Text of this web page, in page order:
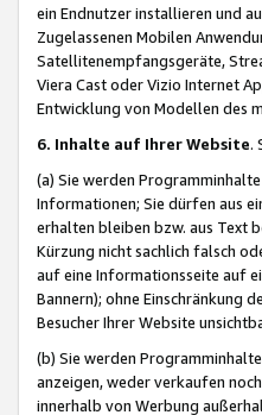
ein Endnutzer installieren und
Zugelassenen Mobilen
Satellitenempfangsgeräte,
Viera Cast oder Vizio Internet
Entwicklung von Modellen des
6. Inhalte auf Ihrer Website.
(a) Sie werden
Informationen; Sie dürfen aus
erhalten bleiben bzw. aus Text
Kürzung nicht sachlich falsch
auf eine Informationsseite auf
Bannern); ohne Einschränkung
Besucher Ihrer Website
(b) Sie werden
anzeigen, weder verkaufen
innerhalb von Werbung